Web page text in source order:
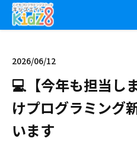
2026/06/12
💻【今年も担当し
けプログラミング
います